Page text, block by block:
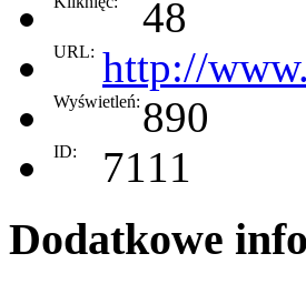
48
URL: http://
Wyświetleń: 890
ID: 7111
Dodatkowe